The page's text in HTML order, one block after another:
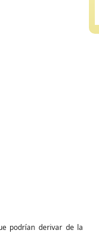
podrían derivar de la